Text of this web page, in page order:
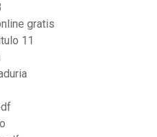
gratis
11